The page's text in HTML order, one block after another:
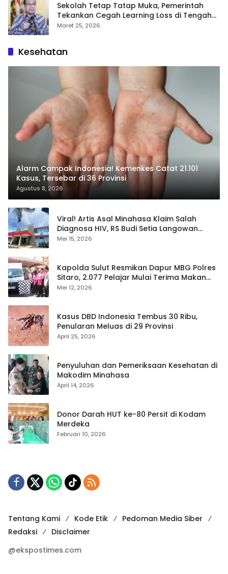
Sekolah Tetap Tatap Muka, Pemerintah
Tekankan Cegah Learning Loss di Tengah
Krisis Global
Maret 25, 2026
Kesehatan
Alarm Campak Indonesia! Kemenkes Catat 21.101
Kasus, Tersebar di 36 Provinsi
Agustus 8, 2026
Viral! Artis Asal Minahasa Klaim Salah
Diagnosa HIV, RS Budi Setia Langowan
Disorot Publik
Mei 15, 2026
Kapolda Sulut Resmikan Dapur MBG Polres
Sitaro, 2.077 Pelajar Mulai Terima Makan
Gratis
Mei 12, 2026
Kasus DBD Indonesia Tembus 30 Ribu,
Penularan Meluas di 29 Provinsi
April 25, 2026
Penyuluhan dan Pemeriksaan Kesehatan di
Makodim Minahasa
April 14, 2026
Donor Darah HUT ke-80 Persit di Kodam
Merdeka
Februari 10, 2026
Tentang Kami Kode Etik
Pedoman Media Siber
Redaksi
Disclaimer
@ekspostimes.com